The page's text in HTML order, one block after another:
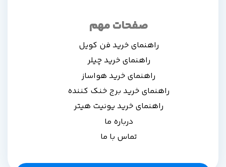
صفحات مهم
راهنمای خرید فن کویل
راهنمای خرید چیلر
راهنمای خرید هواساز
راهنمای خرید برج خنک کننده
راهنمای خرید یونیت هیتر
درباره ما
تماس با ما